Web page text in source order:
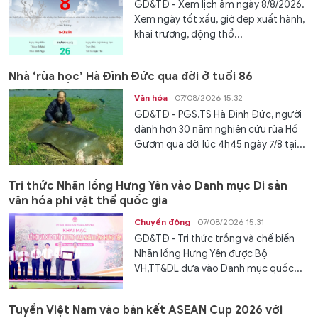
GD&TĐ - Xem lịch âm ngày 8/8/2026.
Xem ngày tốt xấu, giờ đẹp xuất hành,
khai trương, động thổ...
Nhà ‘rùa học’ Hà Đình Đức qua đời ở tuổi 86
Văn hóa 07/08/2026 15:32
GD&TĐ - PGS.TS Hà Đình Đức, người
dành hơn 30 năm nghiên cứu rùa Hồ
Gươm qua đời lúc 4h45 ngày 7/8 tại...
Tri thức Nhãn lồng Hưng Yên vào Danh mục Di sản
văn hóa phi vật thể quốc gia
Chuyển động 07/08/2026 15:31
GD&TĐ - Tri thức trồng và chế biến
Nhãn lồng Hưng Yên được Bộ
VH,TT&DL đưa vào Danh mục quốc...
Tuyển Việt Nam vào bán kết ASEAN Cup 2026 với